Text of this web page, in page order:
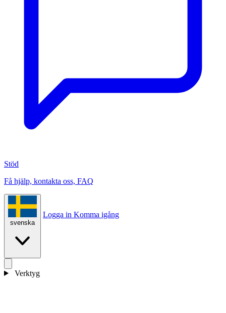
Stöd
Få hjälp, kontakta oss, FAQ
svenska
Logga in Komma igång
Verktyg